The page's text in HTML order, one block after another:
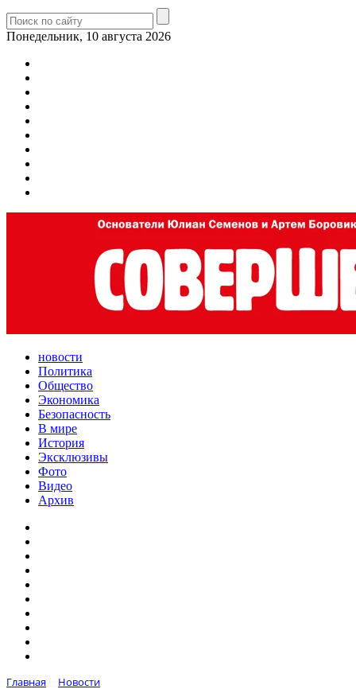
Понедельник, 10 августа 2026
новости
Политика
Общество
Экономика
Безопасность
В мире
История
Эксклюзивы
Фото
Видео
Архив
Главная
Новости